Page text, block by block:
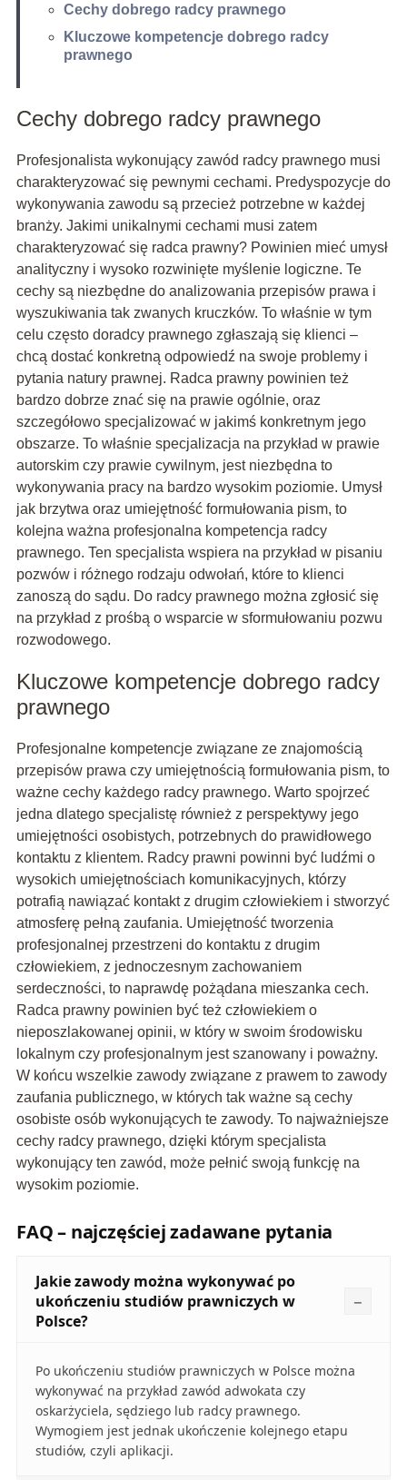
Cechy dobrego radcy prawnego
Kluczowe kompetencje dobrego radcy
prawnego
Cechy dobrego radcy prawnego
Profesjonalista wykonujący zawód radcy prawnego musi
charakteryzować się pewnymi cechami. Predyspozycje do
wykonywania zawodu są przecież potrzebne w każdej
branży. Jakimi unikalnymi cechami musi zatem
charakteryzować się radca prawny? Powinien mieć umysł
analityczny i wysoko rozwinięte myślenie logiczne. Te
cechy są niezbędne do analizowania przepisów prawa i
wyszukiwania tak zwanych kruczków. To właśnie w tym
celu często doradcy prawnego zgłaszają się klienci –
chcą dostać konkretną odpowiedź na swoje problemy i
pytania natury prawnej. Radca prawny powinien też
bardzo dobrze znać się na prawie ogólnie, oraz
szczegółowo specjalizować w jakimś konkretnym jego
obszarze. To właśnie specjalizacja na przykład w prawie
autorskim czy prawie cywilnym, jest niezbędna to
wykonywania pracy na bardzo wysokim poziomie. Umysł
jak brzytwa oraz umiejętność formułowania pism, to
kolejna ważna profesjonalna kompetencja radcy
prawnego. Ten specjalista wspiera na przykład w pisaniu
pozwów i różnego rodzaju odwołań, które to klienci
zanoszą do sądu. Do radcy prawnego można zgłosić się
na przykład z prośbą o wsparcie w sformułowaniu pozwu
rozwodowego.
Kluczowe kompetencje dobrego radcy
prawnego
Profesjonalne kompetencje związane ze znajomością
przepisów prawa czy umiejętnością formułowania pism, to
ważne cechy każdego radcy prawnego. Warto spojrzeć
jedna dlatego specjalistę również z perspektywy jego
umiejętności osobistych, potrzebnych do prawidłowego
kontaktu z klientem. Radcy prawni powinni być ludźmi o
wysokich umiejętnościach komunikacyjnych, którzy
potrafią nawiązać kontakt z drugim człowiekiem i stworzyć
atmosferę pełną zaufania. Umiejętność tworzenia
profesjonalnej przestrzeni do kontaktu z drugim
człowiekiem, z jednoczesnym zachowaniem
serdeczności, to naprawdę pożądana mieszanka cech.
Radca prawny powinien być też człowiekiem o
nieposzlakowanej opinii, w który w swoim środowisku
lokalnym czy profesjonalnym jest szanowany i poważny.
W końcu wszelkie zawody związane z prawem to zawody
zaufania publicznego, w których tak ważne są cechy
osobiste osób wykonujących te zawody. To najważniejsze
cechy radcy prawnego, dzięki którym specjalista
wykonujący ten zawód, może pełnić swoją funkcję na
wysokim poziomie.
FAQ – najczęściej zadawane pytania
Jakie zawody można wykonywać po
ukończeniu studiów prawniczych w
Polsce?
Po ukończeniu studiów prawniczych w Polsce można
wykonywać na przykład zawód adwokata czy
oskarżyciela, sędziego lub radcy prawnego.
Wymogiem jest jednak ukończenie kolejnego etapu
studiów, czyli aplikacji.